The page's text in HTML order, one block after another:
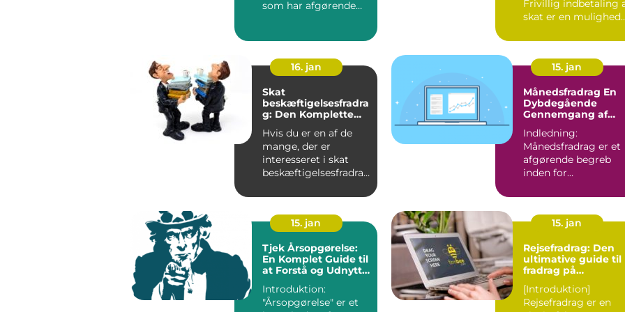
som har afgørende
Frivillig indbetaling
skat er en mulighed
16. jan
Skat
beskæftigelsesfradra
g: Den Komplette
Hvis du er en af de
mange, der er
interesseret i skat
beskæftigelsesfradrag
dybde...
15. jan
Månedsfradrag En
Dybdegående
Gennemgang af
Indledning:
Månedsfradrag er et
afgørende begreb
inden for
som alle bør være
opmæ...
15. jan
Tjek Årsopgørelse:
En Komplet Guide til
at Forstå og Udnytte
Introduktion:
"Årsopgørelse" er et
15. jan
Rejsefradrag: Den
ultimative guide til
fradrag på
[Introduktion]
Rejsefradrag er en